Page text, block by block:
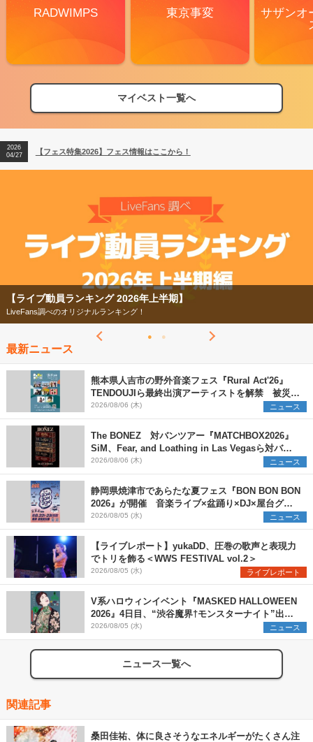
RADWIMPS 東京事変
サザンオ
マイベスト一覧へ
【フェス特集2026】フェス情報はここから！
【ライブ動員ランキング】2026年上半期編発表！
2026
04/27
【フェス特集2026】フェス情報はここから！
2026
【フェス特集2026】
今年もフェスの季節がやってきた！
最新ニュース
熊本県人吉市の野外音楽フェス『Rural Act'26』
TENDOUJIら最終出演アーティストを解禁 被災地
支援プロジェクトの始動も発表
2026/08/06 (木) ニュース
The BONEZ 対バンツアー『MATCHBOX2026』
SiM、Fear, and Loathing in Las Vegasら対バン
アーティストを一斉解禁
2026/08/06 (木) ニュース
静岡県焼津市であらたな夏フェス『BON BON BON
2026』が開催 音楽ライブ×盆踊り×DJ×屋台グル
メ×ランタンナイトで彩る2日間
2026/08/05 (水) ニュース
【ライブレポート】yukaDD、圧巻の歌声と表現力
でトリを飾る＜WWS FESTIVAL vol.2＞
2026/08/05 (水) ライブレポート
V系ハロウィンイベント『MASKED HALLOWEEN
2026』4日目、“渋谷魔界†モンスターナイト”出演6
組を発表
2026/08/05 (水) ニュース
ニュース一覧へ
関連記事
桑田佳祐、体に良さそうなエネルギーがたくさん注